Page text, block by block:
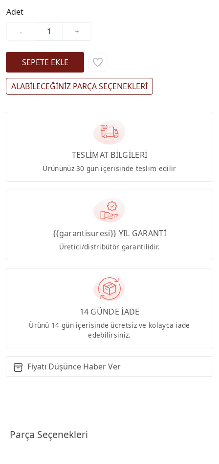
Adet
-
+
ALABİLECEĞİNİZ PARÇA SEÇENEKLERİ
TESLİMAT BİLGİLERİ
Ürününüz 30 gün içerisinde teslim edilir
{{garantisuresi}} YIL GARANTİ
Üretici/distribütör garantilidir.
14 GÜNDE İADE
Ürünü 14 gün içerisinde ücretsiz ve kolayca iade
edebilirsiniz.
Fiyatı Düşünce Haber Ver
Parça Seçenekleri